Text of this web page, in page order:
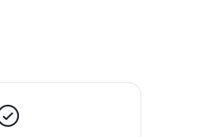
Hotels auf der Merkliste gespeichert